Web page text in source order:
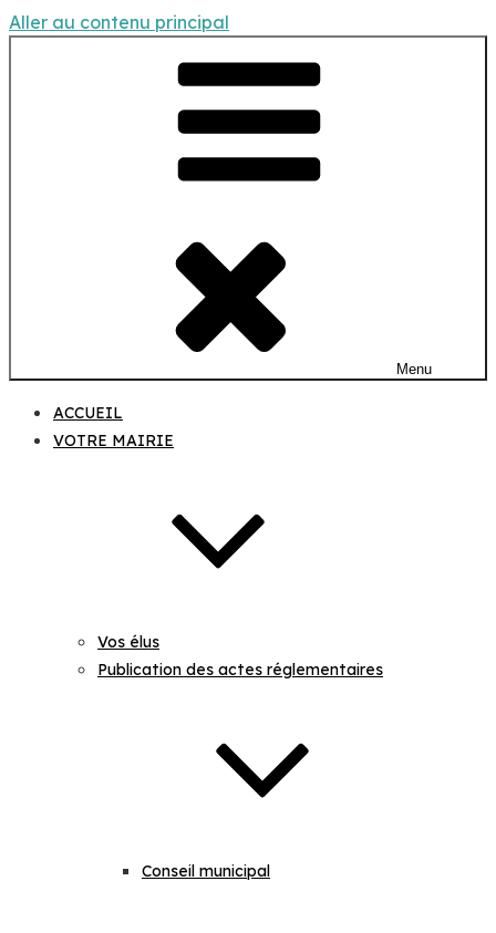
Aller au contenu principal
Menu
ACCUEIL
VOTRE MAIRIE
Vos élus
Publication des actes réglementaires
Conseil municipal